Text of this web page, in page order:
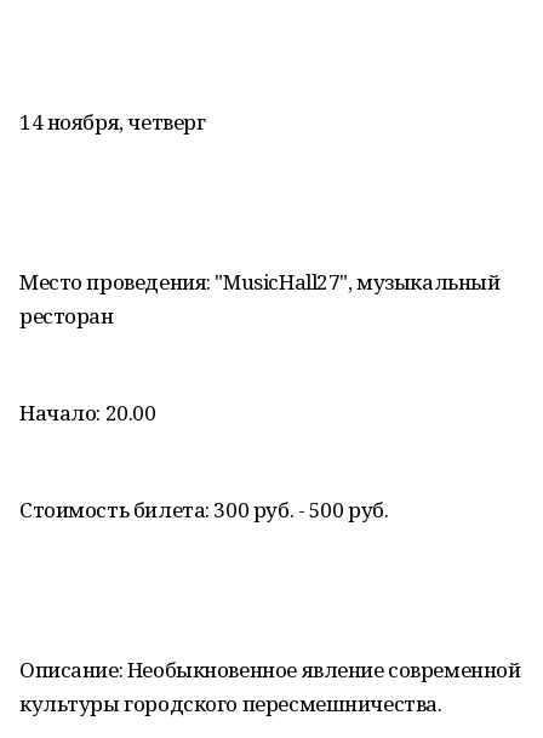
14 ноября, четверг
Место проведения: "MusicHall27", музыкальный
ресторан
Начало: 20.00
Стоимость билета: 300 руб. - 500 руб.
Описание: Необыкновенное явление современной
культуры городского пересмешничества.